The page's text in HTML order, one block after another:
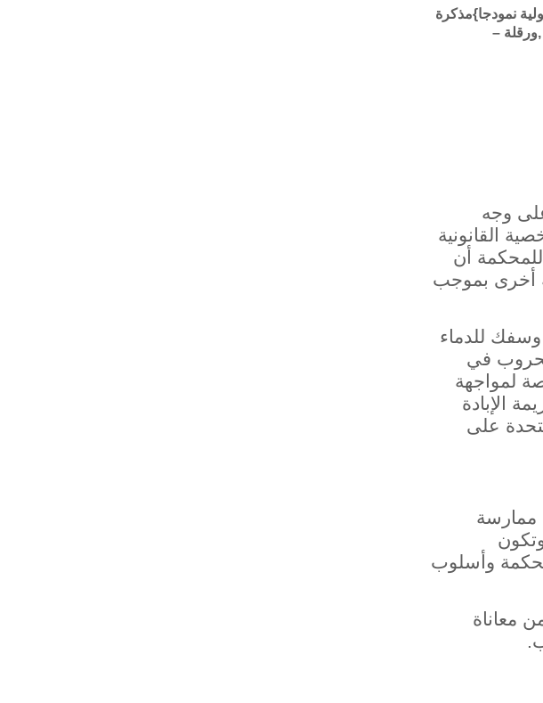
نمودجا}مذكرة
–
وجه
القانونية
للمحكمة أن
أخرى بموجب
وسفك للدماء
في
لمواجهة
اتفاقية قمع جريمة الإبادة
على
ممارسة
وأسلوب
معاناة